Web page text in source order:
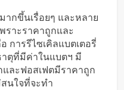
กขึ้นเรื่อยๆ และหลาย
ราะราคาถูกและ
ารรีไซเคิลแบตเตอรี่
ตุที่มีค่าในแบตฯ มี
และฟอสเฟตมีราคาถูก
นใจที่จะทำ